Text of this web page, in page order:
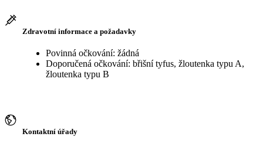
Zdravotní informace a požadavky
Povinná očkování: žádná
Doporučená očkování: břišní tyfus, žloutenka typu A,
žloutenka typu B
Kontaktní úřady